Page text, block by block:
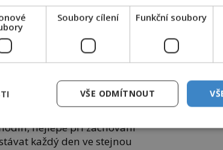
kliniky NLP Wellbeing Clinic.
ideální čas spánku se liší
měla by chodit spát brzy.
i ony by měly dbát na
sdílí i odborníci z National
nejlépe při zachování
každý den ve stejnou
Soubory cílení Funkční soubory
VŠE ODMÍTNOUT